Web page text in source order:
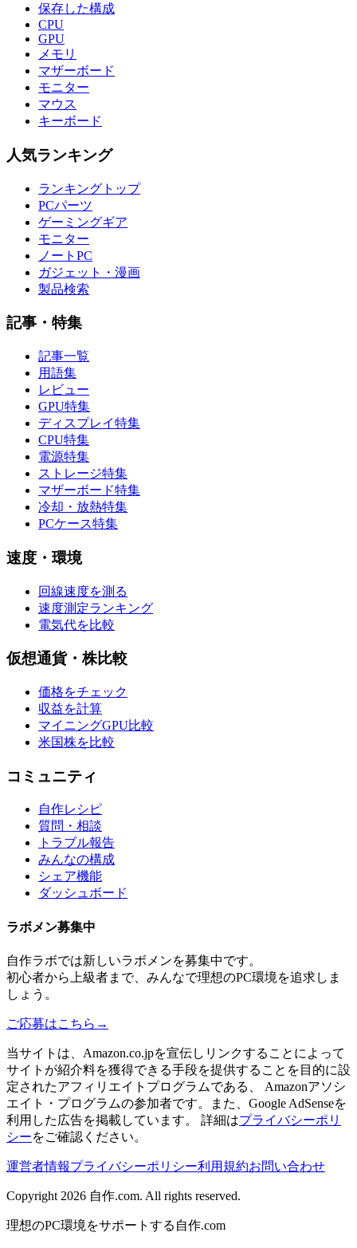
保存した構成
CPU
GPU
メモリ
マザーボード
モニター
マウス
キーボード
人気ランキング
ランキングトップ
PCパーツ
ゲーミングギア
モニター
ノートPC
ガジェット・漫画
製品検索
記事・特集
記事一覧
用語集
レビュー
GPU特集
ディスプレイ特集
CPU特集
電源特集
ストレージ特集
マザーボード特集
冷却・放熱特集
PCケース特集
速度・環境
回線速度を測る
速度測定ランキング
電気代を比較
仮想通貨・株比較
価格をチェック
収益を計算
マイニングGPU比較
米国株を比較
コミュニティ
自作レシピ
質問・相談
トラブル報告
みんなの構成
シェア機能
ダッシュボード
ラボメン募集中
自作ラボでは新しいラボメンを募集中です。
初心者から上級者まで、みんなで理想のPC環境を追求しま
しょう。
ご応募はこちら →
当サイトは、Amazon.co.jpを宣伝しリンクすることによって
サイトが紹介料を獲得できる手段を提供することを目的に設
定されたアフィリエイトプログラムである、 Amazonアソシ
エイト・プログラムの参加者です。また、Google AdSenseを
利用した広告を掲載しています。 詳細はプライバシーポリ
シーをご確認ください。
運営者情報プライバシーポリシー利用規約お問い合わせ
Copyright 2026 自作.com. All rights reserved.
理想のPC環境をサポートする自作.com